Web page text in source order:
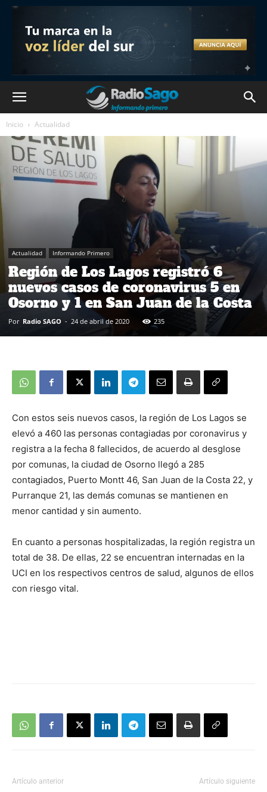
Inicio Actualidad
Actualidad Informando Primero
Región de Los Lagos registró 6
nuevos casos de coronavirus 5 en
Osorno y 1 en San Juan de la Costa
Por Radio SAGO - 24 de abril de 2020 235
Con estos seis nuevos casos, la región de Los Lagos se
elevó a 460 las personas contagiadas por coronavirus y
registra a la fecha 8 fallecidos, de acuerdo al desglose
por comunas, la ciudad de Osorno llegó a 285
contagiados, Puerto Montt 46, San Juan de la Costa 22, y
Purranque 21, las demás comunas se mantienen en
menor cantidad y sin aumento.
En cuanto a personas hospitalizadas, la región registra un
total de 38. De ellas, 22 se encuentran internadas en la
UCI en los respectivos centros de salud, algunos de ellos
con riesgo vital.
Artículo anterior Artículo siguiente